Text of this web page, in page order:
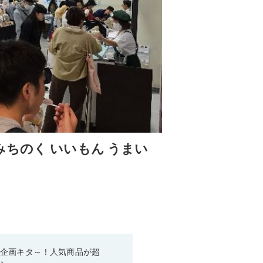
ちのく いいもん うまい
画キタ～！人気商品が超